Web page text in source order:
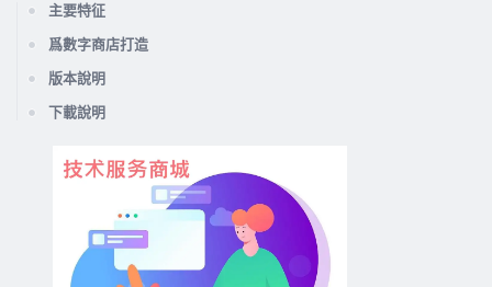
主要特征
爲數字商店打造
版本說明
下載說明